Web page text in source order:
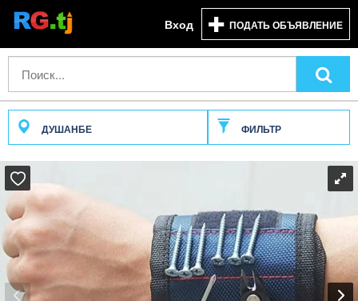
Вход ПОДАТЬ ОБЪЯВЛЕНИЕ
ДУШАНБЕ ФИЛЬТР